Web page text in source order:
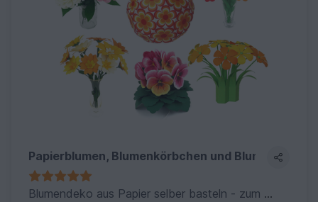
Papierblumen, Blumenkörbchen und
Blumendeko aus Papier selber basteln - zum Dekorieren und Verschenken